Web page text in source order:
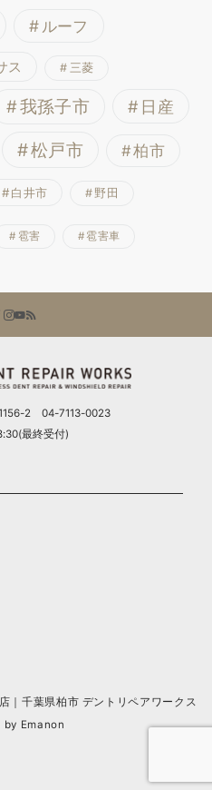
ルーフ
ス 三菱
我孫子市 日産
松戸市 柏市
白井市 野田
雹害 雹害車
2 04-7113-0023
最終受付)
｜千葉県柏市 デントリペアワークス
by Emanon